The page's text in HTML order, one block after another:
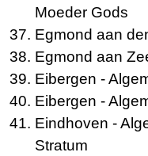
Moeder Gods
Egmond aan
Egmond aan
Eibergen -
Eibergen -
Eindhoven -
Stratum